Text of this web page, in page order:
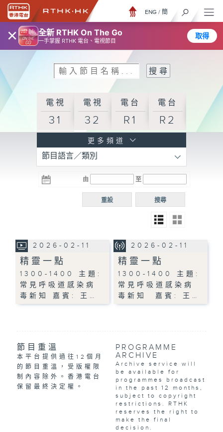
× 全新 RTHK On The Go
一手掌握 RTHK 電台、電視節目
取得
ENG / 簡
電視
31
電視
32
電台
R1
電台
R2
R3
電台 電台
R5
電台
普通
更多頻道
節目語言／類別
由 至
搜尋
重設
2026-02-11
精靈一點
1300-1400 主題:
常見呼吸道感染病
毒新知 嘉賓: 王…
2026-02-11
精靈一點
1300-1400 主題:
常見呼吸道感染病
毒新知 嘉賓: 王…
節目重溫
本平台提供過往12個月
的節目重溫，受版權限
制內容除外。香港電台
保留最終決定權。
PROGRAMME
ARCHIVE
Archive service will
be available for
programmes broadcast
in the past 12 months,
subject to copyright
restrictions. RTHK
reserves the right to
make the final
decision.